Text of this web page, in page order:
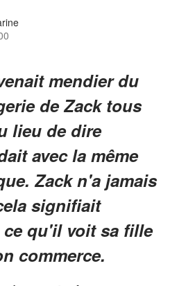
mendier du
de Zack tous
lieu de dire
avec la même
Zack n'a jamais
signifiait
qu'il voit sa fille
commerce.